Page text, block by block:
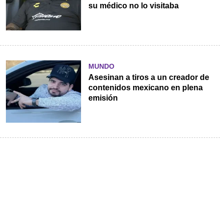
su médico no lo visitaba
MUNDO
Asesinan a tiros a un creador de
contenidos mexicano en plena
emisión